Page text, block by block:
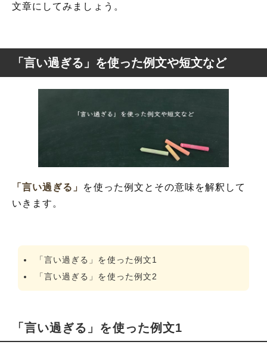
文章にしてみましょう。
「言い過ぎる」を使った例文や短文など
「言い過ぎる」 を使った例文とその意味を解釈して
いきます。
「言い過ぎる」を使った例文1
「言い過ぎる」を使った例文2
「言い過ぎる」を使った例文1